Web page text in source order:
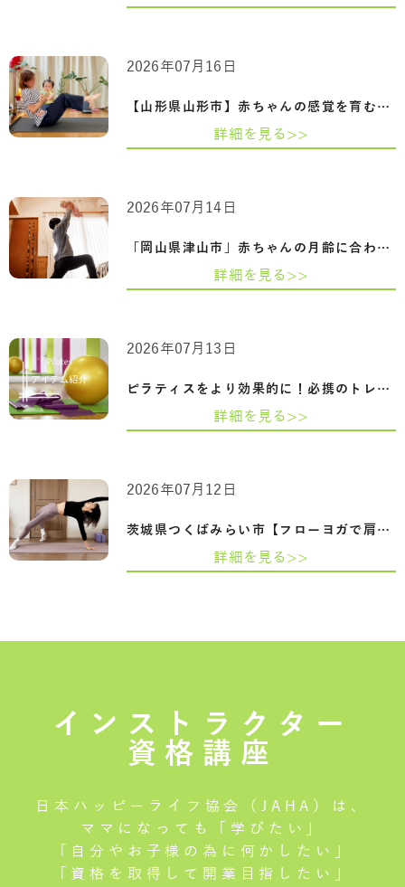
【山形県山形市】赤ちゃんの感覚を育むふ…
2026年07月16日
詳細を見る>>
「岡山県津山市」赤ちゃんの月齢に合わせ…
2026年07月14日
詳細を見る>>
ピラティスをより効果的に！必携のトレー…
2026年07月13日
詳細を見る>>
茨城県つくばみらい市【フローヨガで肩甲…
2026年07月12日
詳細を見る>>
インストラクター
資格講座
日本ハッピーライフ協会（JAHA）は、
ママになっても「学びたい」
「自分やお子様の為に何かしたい」
「資格を取得して開業目指したい」